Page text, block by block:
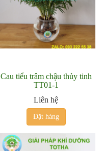
Cau tiểu trâm chậu thủy tinh
TT01-1
Liên hệ
Đặt hàng